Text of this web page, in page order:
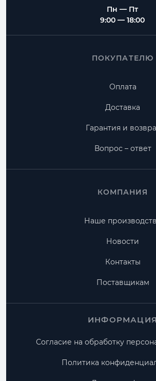
Пн — Пт
9:00 — 18:00
ПОКУПАТЕЛЮ
Оплата
Доставка
Гарантия и
Вопрос – ответ
КОМПАНИЯ
Наше
Новости
Контакты
Поставщикам
ИНФОРМАЦИЯ
Согласие на обработку
Политика